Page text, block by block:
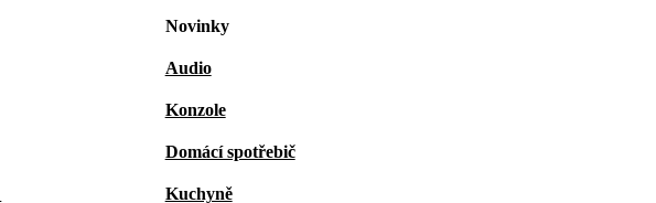
Novinky
Audio
Konzole
Domácí spotřebič
Kuchyně